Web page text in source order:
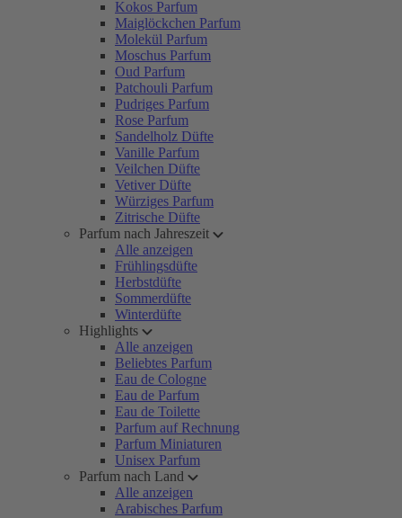
Kokos Parfum
Maiglöckchen Parfum
Molekül Parfum
Moschus Parfum
Oud Parfum
Patchouli Parfum
Pudriges Parfum
Rose Parfum
Sandelholz Düfte
Vanille Parfum
Veilchen Düfte
Vetiver Düfte
Würziges Parfum
Zitrische Düfte
Parfum nach Jahreszeit
Alle anzeigen
Frühlingsdüfte
Herbstdüfte
Sommerdüfte
Winterdüfte
Highlights
Alle anzeigen
Beliebtes Parfum
Eau de Cologne
Eau de Parfum
Eau de Toilette
Parfum auf Rechnung
Parfum Miniaturen
Unisex Parfum
Parfum nach Land
Alle anzeigen
Arabisches Parfum